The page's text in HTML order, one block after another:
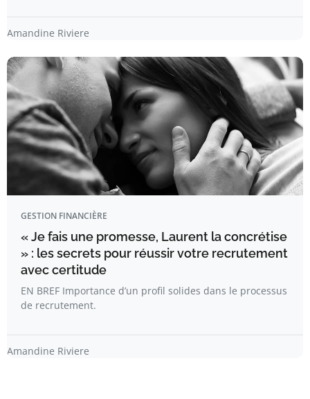
Amandine Riviere
GESTION FINANCIÈRE
« Je fais une promesse, Laurent la concrétise
» : les secrets pour réussir votre recrutement
avec certitude
EN BREF Importance d’un profil solides dans le processus
de recrutement.
Amandine Riviere